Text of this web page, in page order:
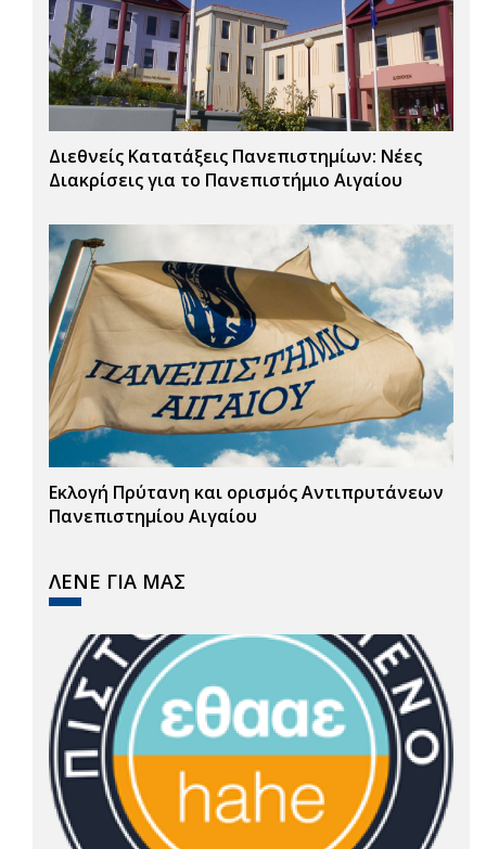
Διεθνείς Κατατάξεις Πανεπιστημίων: Νέες
Διακρίσεις για το Πανεπιστήμιο Αιγαίου
Εκλογή Πρύτανη και ορισμός Αντιπρυτάνεων
Πανεπιστημίου Αιγαίου
ΛΕΝΕ ΓΙΑ ΜΑΣ